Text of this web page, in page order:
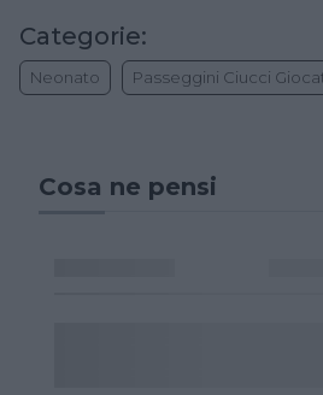
Categorie:
Neonato Passeggini Ciucci
Cosa ne pensi